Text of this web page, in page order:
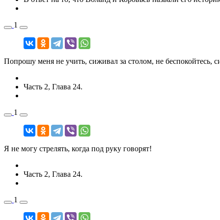
1
Попрошу меня не учить, сиживал за столом, не беспокойтесь,
Часть 2, Глава 24.
1
Я не могу стрелять, когда под руку говорят!
Часть 2, Глава 24.
1